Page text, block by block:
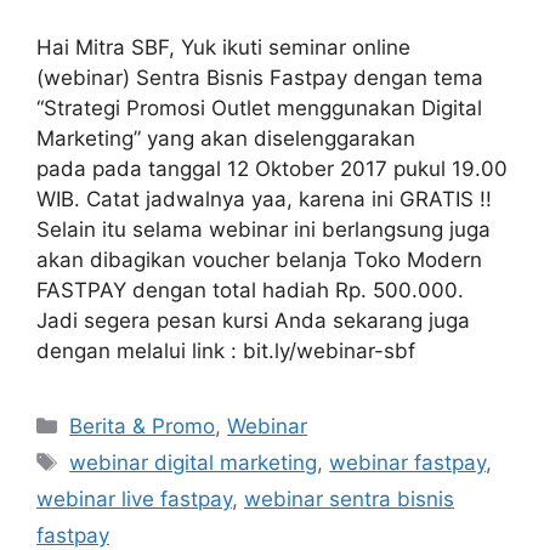
Hai Mitra SBF, Yuk ikuti seminar online
(webinar) Sentra Bisnis Fastpay dengan tema
“Strategi Promosi Outlet menggunakan Digital
Marketing” yang akan diselenggarakan
pada pada tanggal 12 Oktober 2017 pukul 19.00
WIB. Catat jadwalnya yaa, karena ini GRATIS !!
Selain itu selama webinar ini berlangsung juga
akan dibagikan voucher belanja Toko Modern
FASTPAY dengan total hadiah Rp. 500.000.
Jadi segera pesan kursi Anda sekarang juga
dengan melalui link : bit.ly/webinar-sbf
Berita & Promo,Webinar
webinar digital marketing,webinar fastpay,
webinar live fastpay, webinar sentra bisnis
fastpay